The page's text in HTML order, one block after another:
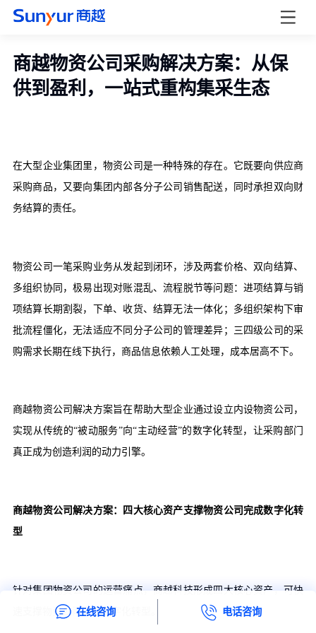
商越物资公司采购解决方案：从保
供到盈利，一站式重构集采生态
在大型企业集团里，物资公司是一种特殊的存在。它既要向供应商
采购商品，又要向集团内部各分子公司销售配送，同时承担双向财
务结算的责任。
物资公司一笔采购业务从发起到闭环，涉及两套价格、双向结算、
多组织协同，极易出现对账混乱、流程脱节等问题：进项结算与销
项结算长期割裂，下单、收货、结算无法一体化；多组织架构下审
批流程僵化，无法适应不同分子公司的管理差异；三四级公司的采
购需求长期在线下执行，商品信息依赖人工处理，成本居高不下。
商越物资公司解决方案旨在帮助大型企业通过设立内设物资公司，
实现从传统的“被动服务”向“主动经营”的数字化转型，让采购部门
真正成为创造利润的动力引擎。
商越物资公司解决方案：四大核心资产支撑物资公司完成数字化转
型
针对集团物资公司的运营痛点，商越科技形成四大核心资产，可快
速支撑物资公司完成数字化转型。
在线咨询 电话咨询